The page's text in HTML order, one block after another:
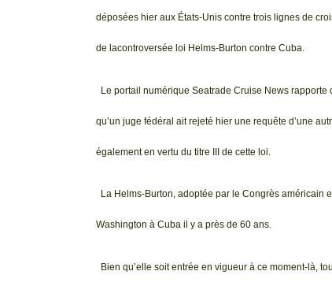
déposées hier aux États-Unis contre trois lignes de
de lacontroversée loi Helms-Burton contre Cuba.
Le portail numérique Seatrade Cruise News
qu’un juge fédéral ait rejeté hier une requête d’une
également en vertu du titre III de cette loi.
La Helms-Burton, adoptée par le Congrès américain
Washington à Cuba il y a près de 60 ans.
Bien qu’elle soit entrée en vigueur à ce moment-là,